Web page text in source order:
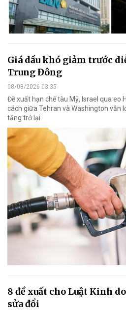
Giá dầu khó giảm trước
Trung Đông
08/08/2026 03:35
Đề xuất hạn chế tàu Mỹ, Israel qua eo
cách giữa Tehran và Washington vẫn
tăng trở lại.
8 đề xuất cho Luật Kinh
sửa đổi